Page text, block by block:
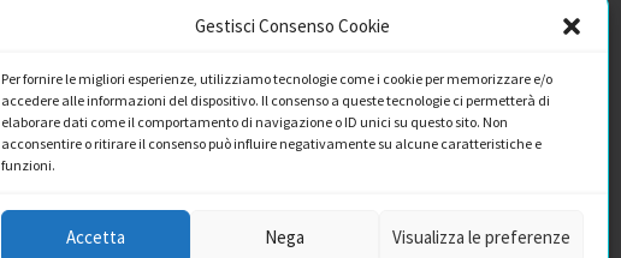
Gestisci Consenso Cookie
Per fornire le migliori esperienze, utilizziamo tecnologie come i cookie per memorizzare e/o
accedere alle informazioni del dispositivo. Il consenso a queste tecnologie ci permetterà di
elaborare dati come il comportamento di navigazione o ID unici su questo sito. Non
acconsentire o ritirare il consenso può influire negativamente su alcune caratteristiche e
funzioni.
Accetta Nega Visualizza le preferenze